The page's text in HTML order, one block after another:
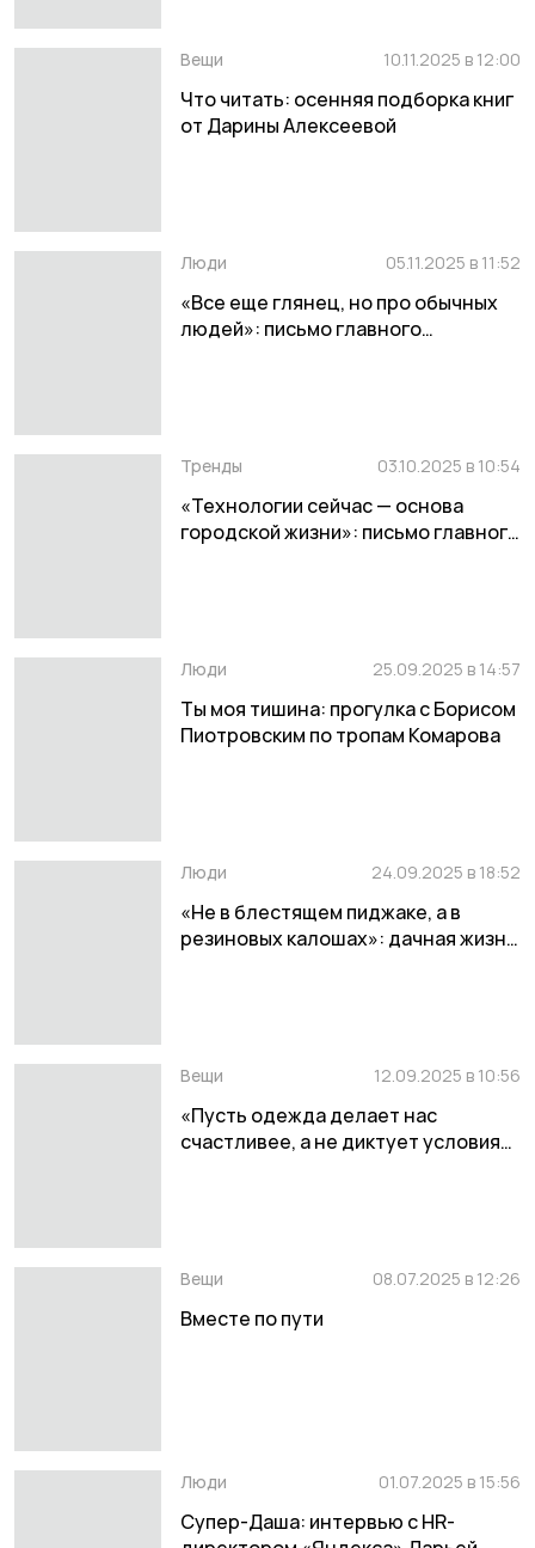
Вещи 10.11.2025 в 12:00
Что читать: осенняя подборка книг
от Дарины Алексеевой
Люди 05.11.2025 в 11:52
«Все еще глянец, но про обычных
людей»: письмо главного
Тренды 03.10.2025 в 10:54
«Технологии сейчас — основа
городской жизни»: письмо главного
Люди 25.09.2025 в 14:57
Ты моя тишина: прогулка с Борисом
Пиотровским по тропам Комарова
Люди 24.09.2025 в 18:52
«Не в блестящем пиджаке, а в
резиновых калошах»: дачная жизнь
Вещи 12.09.2025 в 10:56
«Пусть одежда делает нас
счастливее, а не диктует условия»:
Вещи 08.07.2025 в 12:26
Вместе по пути
Люди 01.07.2025 в 15:56
Супер-Даша: интервью с HR-